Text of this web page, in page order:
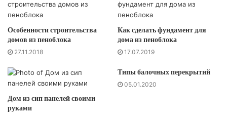
Особенности строительства
домов из пеноблока
27.11.2018
Как сделать фундамент для
дома из пеноблока
17.07.2019
Дом из сип панелей своими
руками
Типы балочных перекрытий
05.01.2020